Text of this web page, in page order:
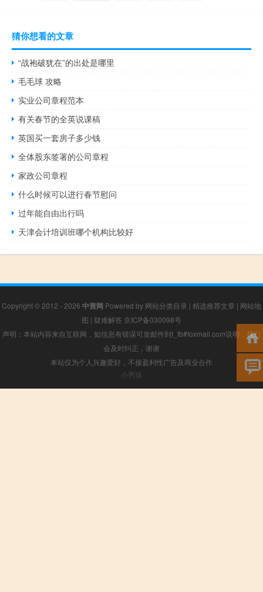
猜你想看的文章
“战袍破犹在”的出处是哪里
毛毛球 攻略
实业公司章程范本
有关春节的全英说课稿
英国买一套房子多少钱
全体股东签署的公司章程
家政公司章程
什么时候可以进行春节慰问
过年能自由出行吗
天津会计培训班哪个机构比较好
Copyright © 2012 - 2026 中营网 Powered by 网站分类目录 | 精选推荐文章 | 网站地
图 | 疑难解答 京ICP备030098号
声明：本站内容来自互联网，如信息有错误可发邮件到f_fb#foxmail.com说明，我们
会及时纠正，谢谢
本站仅为个人兴趣爱好，不接盈利性广告及商业合作
小男孩